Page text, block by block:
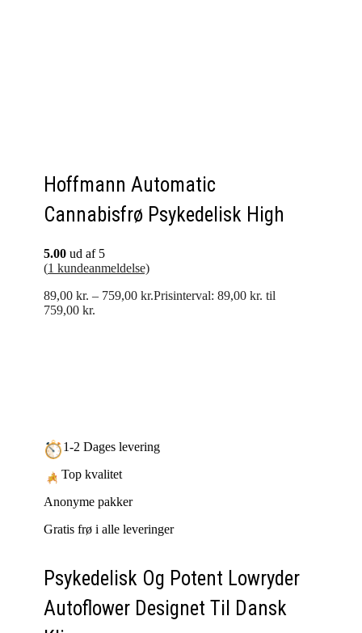
Hoffmann Automatic
Cannabisfrø Psykedelisk High
5.00 ud af 5
(1 kundeanmeldelse)
89,00 kr. – 759,00 kr.Prisinterval: 89,00 kr. til
759,00 kr.
1-2 Dages levering
Top kvalitet
Anonyme pakker
Gratis frø i alle leveringer
Psykedelisk Og Potent Lowryder
Autoflower Designet Til Dansk